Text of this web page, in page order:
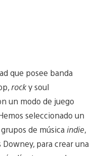
que posee banda
rocky soul
un modo de juego
seleccionado un
de música indie,
para crear una